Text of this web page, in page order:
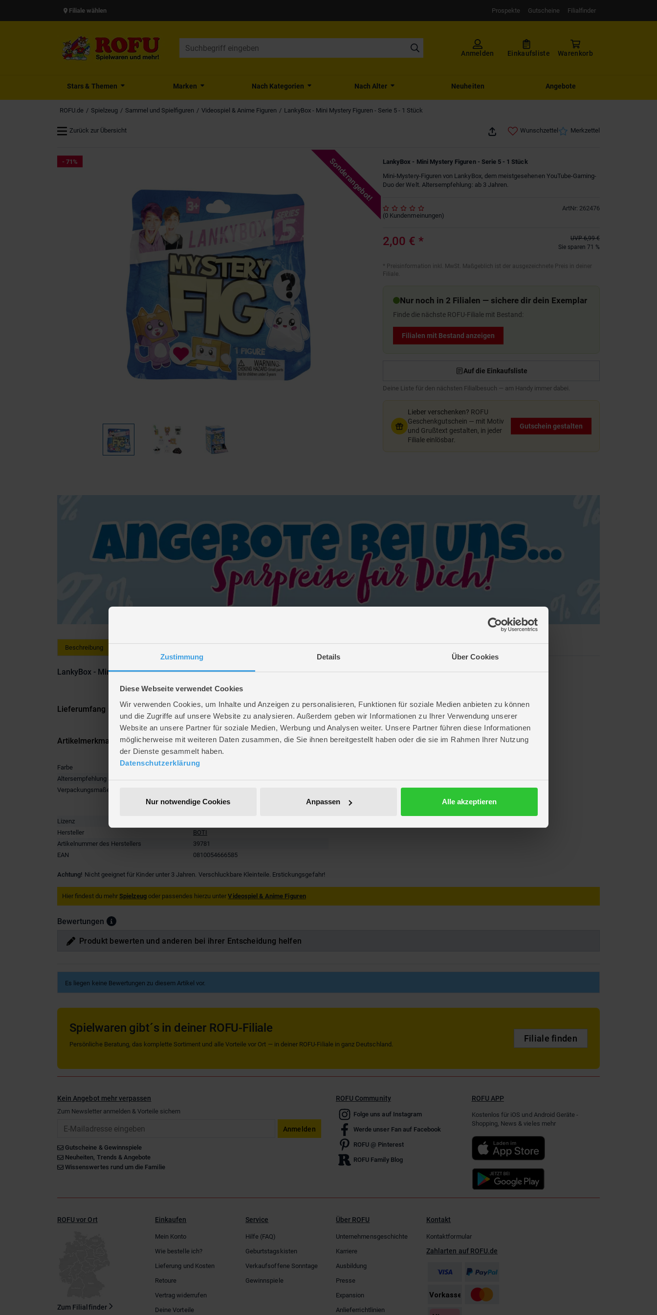
Zustimmung Details Über Cookies
Diese Webseite verwendet Cookies
Wir verwenden Cookies, um Inhalte und Anzeigen zu personalisieren, Funktionen für soziale Medien anbieten zu können
und die Zugriffe auf unsere Website zu analysieren. Außerdem geben wir Informationen zu Ihrer Verwendung unserer
Website an unsere Partner für soziale Medien, Werbung und Analysen weiter. Unsere Partner führen diese Informationen
möglicherweise mit weiteren Daten zusammen, die Sie ihnen bereitgestellt haben oder die sie im Rahmen Ihrer Nutzung
der Dienste gesammelt haben.
Datenschutzerklärung
Nur notwendige Cookies Anpassen Alle akzeptieren
Filiale wählen Prospekte Gutscheine Filialfinder
Anmelden Einkaufsliste Warenkorb
Stars & Themen Marken Nach Kategorien Nach Alter Neuheiten Angebote
ROFU.de Spielzeug Sammel und Spielfiguren Videospiel & Anime Figuren LankyBox - Mini Mystery Figuren - Serie 5 - 1 Stück
Zurück zur Übersicht Wunschzettel Merkzettel
- 71% Sonderangebot!
LankyBox - Mini Mystery Figuren - Serie 5 - 1 Stück
Mini-Mystery-Figuren von LankyBox, dem meistgesehenen YouTube-Gaming-
Duo der Welt. Altersempfehlung: ab 3 Jahren.
ArtNr: 262476
(0 Kundenmeinungen)
2,00 € * UVP 6,99 €
Sie sparen 71 %
* Preisinformation inkl. MwSt. Maßgeblich ist der ausgezeichnete Preis in deiner
Filiale.
Nur noch in 2 Filialen — sichere dir dein Exemplar
Finde die nächste ROFU-Filiale mit Bestand:
Filialen mit Bestand anzeigen
Auf die Einkaufsliste
Deine Liste für den nächsten Filialbesuch — am Handy immer dabei.
Lieber verschenken? ROFU
Geschenkgutschein — mit Motiv
und Grußtext gestalten, in jeder
Filiale einlösbar.
Gutschein gestalten
Beschreibung
LankyBox - Mini Mystery Figuren - Serie 5 - 1 Stück
Lieferumfang
Artikelmerkmale
Farbe
multicolor
Altersempfehlung
ab 3 Jahre
Verpackungsmaße
Breite ca. 5,5 cm
Höhe ca. 13 cm
Lizenz
Hersteller
BOTI
Artikelnummer des Herstellers
39781
EAN
0810054666585
Achtung! Nicht geeignet für Kinder unter 3 Jahren. Verschluckbare Kleinteile. Erstickungsgefahr!
Hier findest du mehr Spielzeug oder passendes hierzu unterVideospiel & Anime Figuren
Bewertungen
Produkt bewerten und anderen bei ihrer Entscheidung helfen
Es liegen keine Bewertungen zu diesem Artikel vor.
Spielwaren gibt´s in deiner ROFU-Filiale
Persönliche Beratung, das komplette Sortiment und alle Vorteile vor Ort — in deiner ROFU-Filiale in ganz Deutschland.
Filiale finden
Kein Angebot mehr verpassen
Zum Newsletter anmelden & Vorteile sichern
Anmelden
Gutscheine & Gewinnspiele
Neuheiten, Trends & Angebote
Wissenswertes rund um die Familie
ROFU Community
Folge uns auf Instagram
Werde unser Fan auf Facebook
ROFU @ Pinterest
ROFU Family Blog
ROFU APP
Kostenlos für iOS und Android Geräte -
Shopping, News & vieles mehr
ROFU vor Ort
Zum Filialfinder
Einkaufen
Mein Konto
Wie bestelle ich?
Lieferung und Kosten
Retoure
Vertrag widerrufen
Deine Vorteile
Service
Hilfe (FAQ)
Geburtstagskisten
Verkaufsoffene Sonntage
Gewinnspiele
Über ROFU
Unternehmensgeschichte
Karriere
Ausbildung
Presse
Expansion
Anlieferrichtlinien
Kontakt
Kontaktformular
Zahlarten auf ROFU.de